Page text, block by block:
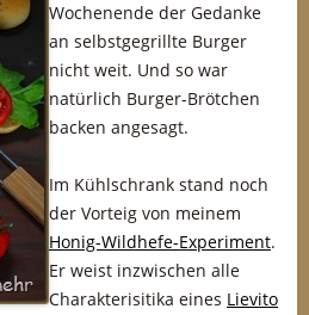
Wochenende der Gedanke
an selbstgegrillte Burger
nicht weit. Und so war
natürlich Burger-Brötchen
backen angesagt.
Im Kühlschrank stand noch
der Vorteig von meinem
Honig-Wildhefe-Experiment.
Er weist inzwischen alle
Charakterisitika eines Lievito